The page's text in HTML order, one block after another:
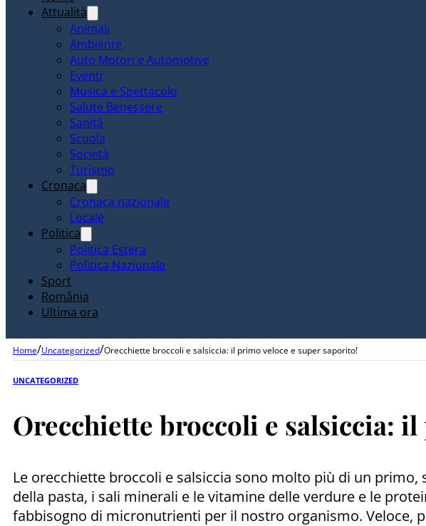
Attualità
Animali
Ambiente
Auto Motori e Automotive
Eventi
Musica e Spettacolo
Salute Benessere
Sanità
Scuola
Società
Turismo
Cronaca
Cronaca nazionale
Locale
Politica
Politica Estera
Politica Nazionale
Sport
România
Ultima ora
Home/Uncategorized/Orecchiette broccoli e salsiccia: il primo veloce e super saporito!
UNCATEGORIZED
Orecchiette broccoli e salsiccia:
Le orecchiette broccoli e salsiccia sono molto più di un
della pasta, i sali minerali e le vitamine delle verdure e le
fabbisogno di micronutrienti per il nostro organismo. Veloce,